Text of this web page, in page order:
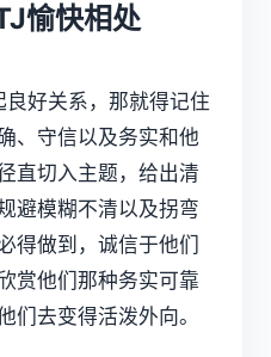
愉快相处
好关系，那就得记住
、守信以及务实和他
直切入主题，给出清
避模糊不清以及拐弯
得做到，诚信于他们
赏他们那种务实可靠
们去变得活泼外向。